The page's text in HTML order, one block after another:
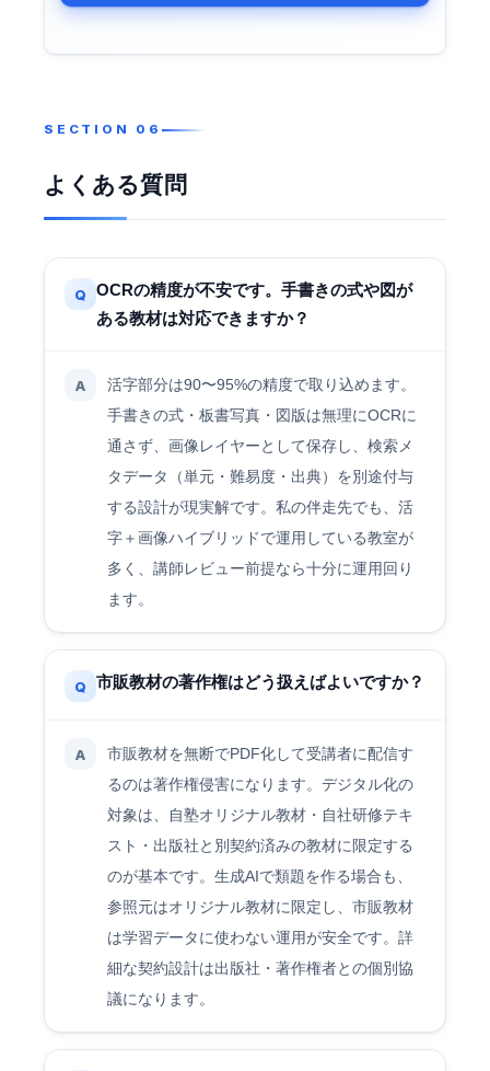
よくある質問
Q
OCRの精度が不安です。手書きの式や図が
ある教材は対応できますか？
A
活字部分は90〜95%の精度で取り込めます。
手書きの式・板書写真・図版は無理にOCRに
通さず、画像レイヤーとして保存し、検索メ
タデータ（単元・難易度・出典）を別途付与
する設計が現実解です。私の伴走先でも、活
字＋画像ハイブリッドで運用している教室が
多く、講師レビュー前提なら十分に運用回り
ます。
Q 市販教材の著作権はどう扱えばよいですか？
A
市販教材を無断でPDF化して受講者に配信す
るのは著作権侵害になります。デジタル化の
対象は、自塾オリジナル教材・自社研修テキ
スト・出版社と別契約済みの教材に限定する
のが基本です。生成AIで類題を作る場合も、
参照元はオリジナル教材に限定し、市販教材
は学習データに使わない運用が安全です。詳
細な契約設計は出版社・著作権者との個別協
議になります。